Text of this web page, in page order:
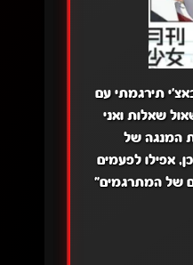
את הצ'אפטר של קאגוראבאצ'י תירגמתי עם
שאלות ואני
המנגה של
אפילו לפעמים
של המתרגמים"